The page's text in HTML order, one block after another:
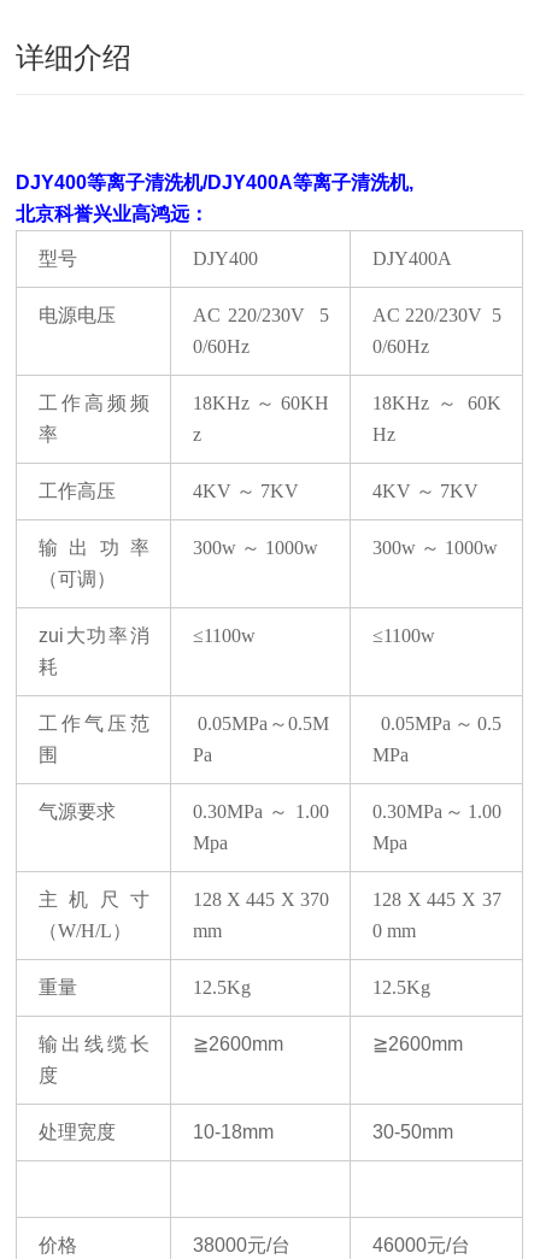
详细介绍
DJY400等离子清洗机/DJY400A等离子清洗机,
北京科誉兴业高鸿远：
型号 DJY400 DJY400A
电源电压 AC 220/230V
5
0/60Hz
AC 220/230V 5
0/60Hz
工作高频频
率
18KHz ～ 60KH
z
18KHz ～
60K
Hz
工作高压 4KV ～ 7KV 4KV ～ 7KV
输出功率
（可调）
300w ～ 1000w 300w ～ 1000w
zui大功率消
耗
≤1100w ≤1100w
工作气压范
围
0.05MPa ～0.5M
Pa
0.05MPa ～0.5
MPa
气源要求 0.30MPa ～ 1.00
Mpa
0.30MPa ～ 1.00
Mpa
主机尺寸
（W/H/L）
128 X 445 X 370
mm
128 X 445 X 37
0 mm
重量 12.5Kg 12.5Kg
输出线缆长
度
≧2600mm ≧2600mm
处理宽度 10-18mm 30-50mm
价格 38000元/台 46000元/台